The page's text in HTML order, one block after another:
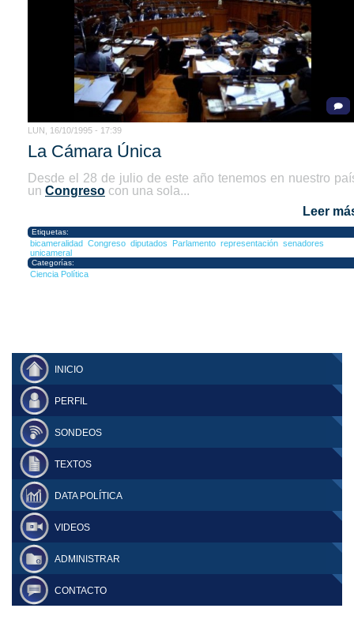
LUN, 16/10/1995 - 17:39
La Cámara Única
Desde el 28 de julio de este año tenemos en nuestro
un Congreso con una sola...
Leer
Etiquetas:
bicameralidad Congreso diputados Parlamento representación senadores
unicameral
Categorías:
Ciencia Política
INICIO
PERFIL
SONDEOS
TEXTOS
DATA POLÍTICA
VIDEOS
ADMINISTRAR
CONTACTO